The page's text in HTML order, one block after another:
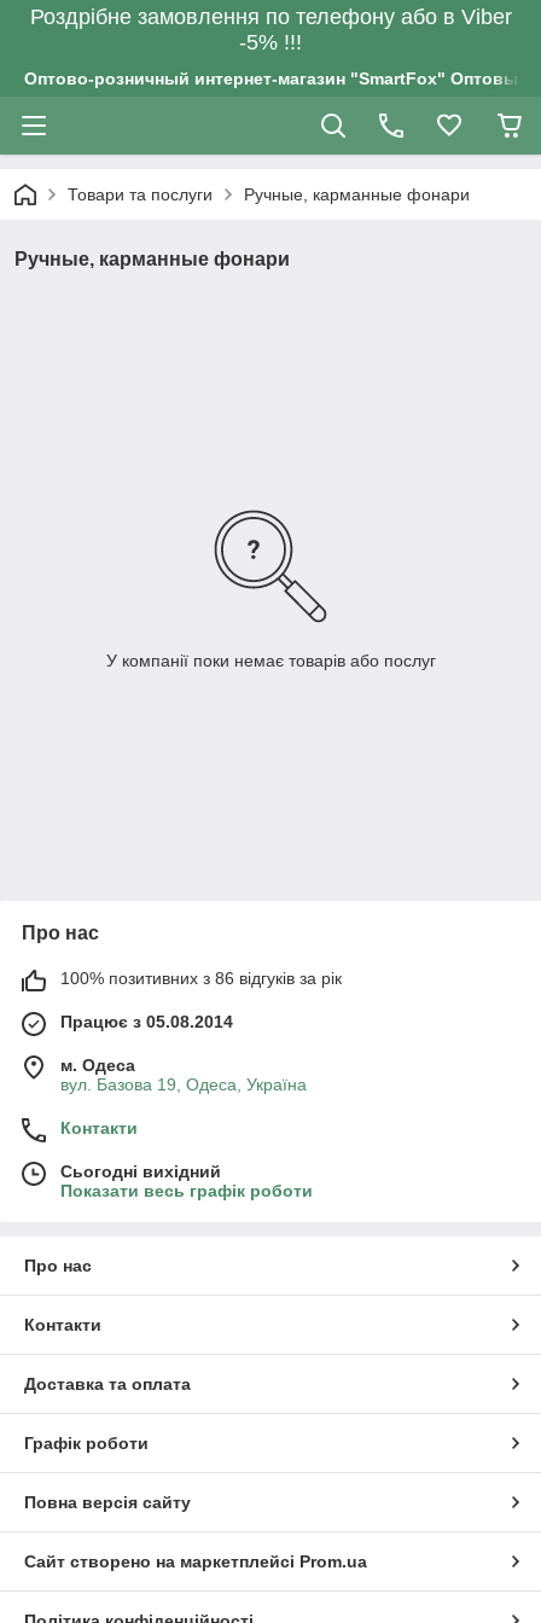
Роздрiбне замовлення по телефону або в Viber
-5% !!!
Оптово-розничный интернет-магазин "SmartFox" Оптовым
Товари та послуги Ручные, карманные фонари
Ручные, карманные фонари
У компанії поки немає товарів або послуг
Про нас
100% позитивних з 86 відгуків за рік
Працює з 05.08.2014
м. Одеса
вул. Базова 19, Одеса, Україна
Контакти
Сьогодні вихідний
Показати весь графік роботи
Про нас
Контакти
Доставка та оплата
Графік роботи
Повна версія сайту
Сайт створено на маркетплейсі Prom.ua